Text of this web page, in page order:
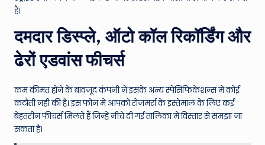
हैं।
दमदार डिस्प्ले, ऑटो कॉल रिकॉर्डिंग और
ढेरों एडवांस फीचर्स
कम कीमत होने के बावजूद कंपनी ने इसके अन्य स्पेसिफिकेशन्स में कोई
कटौती नहीं की है। इस फोन में आपको रोजमर्रा के इस्तेमाल के लिए कई
बेहतरीन फीचर्स मिलते हैं जिन्हें नीचे दी गई तालिका में विस्तार से समझा जा
सकता है।